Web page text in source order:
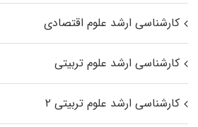
کارشناسی ارشد علوم اقتصادی
کارشناسی ارشد علوم تربیتی
کارشناسی ارشد علوم تربیتی ۲